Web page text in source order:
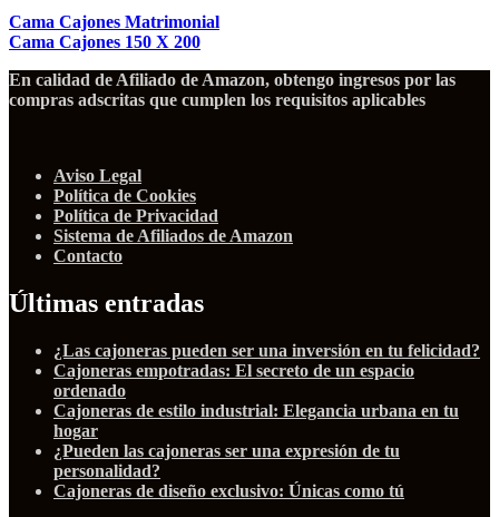
Cama Cajones Matrimonial
Cama Cajones 150 X 200
En calidad de Afiliado de Amazon, obtengo ingresos por las
compras adscritas que cumplen los requisitos aplicables
Aviso Legal
Política de Cookies
Política de Privacidad
Sistema de Afiliados de Amazon
Contacto
Últimas entradas
¿Las cajoneras pueden ser una inversión en tu felicidad?
Cajoneras empotradas: El secreto de un espacio
ordenado
Cajoneras de estilo industrial: Elegancia urbana en tu
hogar
¿Pueden las cajoneras ser una expresión de tu
personalidad?
Cajoneras de diseño exclusivo: Únicas como tú